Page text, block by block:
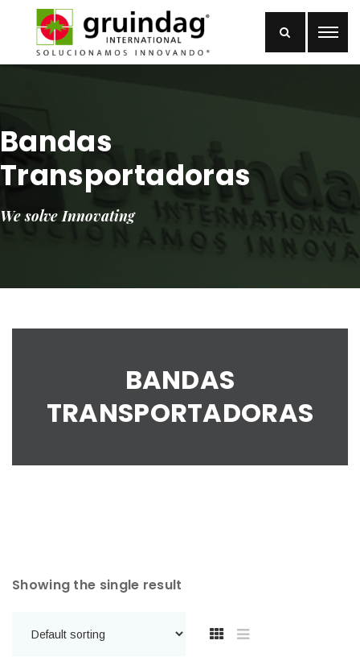
Bandas
Transportadoras
We solve Innovating
BANDAS
TRANSPORTADORAS
Showing the single result